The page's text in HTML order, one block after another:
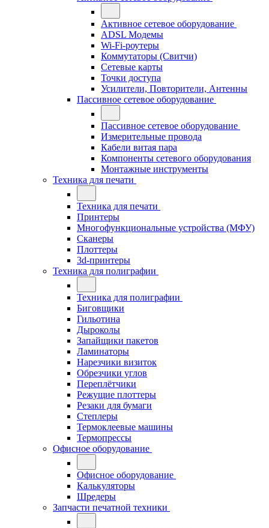
Активное сетевое оборудование
ADSL Модемы
Wi-Fi-роутеры
Коммутаторы (Свитчи)
Сетевые карты
Точки доступа
Усилители, Повторители, Антенны
Пассивное сетевое оборудование
Пассивное сетевое оборудование
Измерительные провода
Кабели витая пара
Компоненты сетевого оборудования
Монтажные инструменты
Техника для печати
Техника для печати
Принтеры
Многофункциональные устройства (МФУ)
Сканеры
Плоттеры
3d-принтеры
Техника для полиграфии
Техника для полиграфии
Биговщики
Гильотина
Дыроколы
Запайщики пакетов
Ламинаторы
Нарезчики визиток
Обрезчики углов
Переплётчики
Режущие плоттеры
Резаки для бумаги
Степлеры
Термоклеевые машины
Термопрессы
Офисное оборудование
Офисное оборудование
Калькуляторы
Шредеры
Запчасти печатной техники